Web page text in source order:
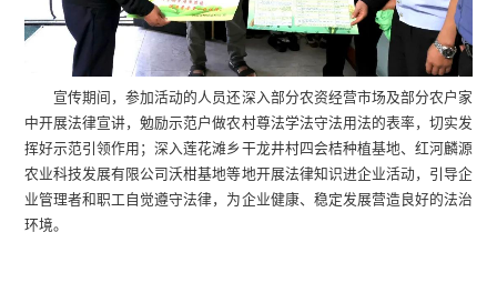
宣传期间，参加活动的人员还深入部分农资经营市场及部分农户家
中开展法律宣讲，勉励示范户做农村尊法学法守法用法的表率，切实发
挥好示范引领作用；深入莲花滩乡干龙井村四会桔种植基地、红河麟源
农业科技发展有限公司沃柑基地等地开展法律知识进企业活动，引导企
业管理者和职工自觉遵守法律，为企业健康、稳定发展营造良好的法治
环境。